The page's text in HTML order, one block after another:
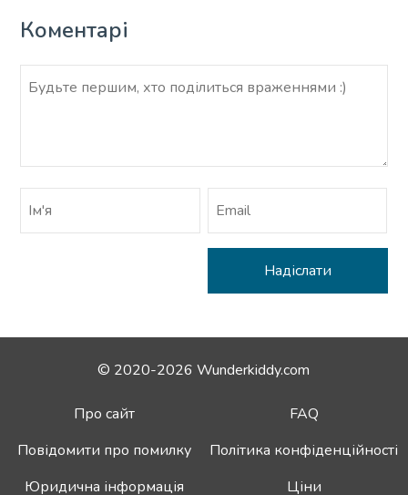
Коментарі
© 2020-2026 Wunderkiddy.com
Про сайт
FAQ
Повідомити про помилку
Політика конфіденційності
Юридична інформація
Ціни